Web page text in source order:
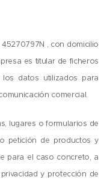
, con domicilio
es titular de ficheros
datos utilizados para
comercial.
lugares o formularios de
petición de productos y
para el caso concreto, a
y protección de